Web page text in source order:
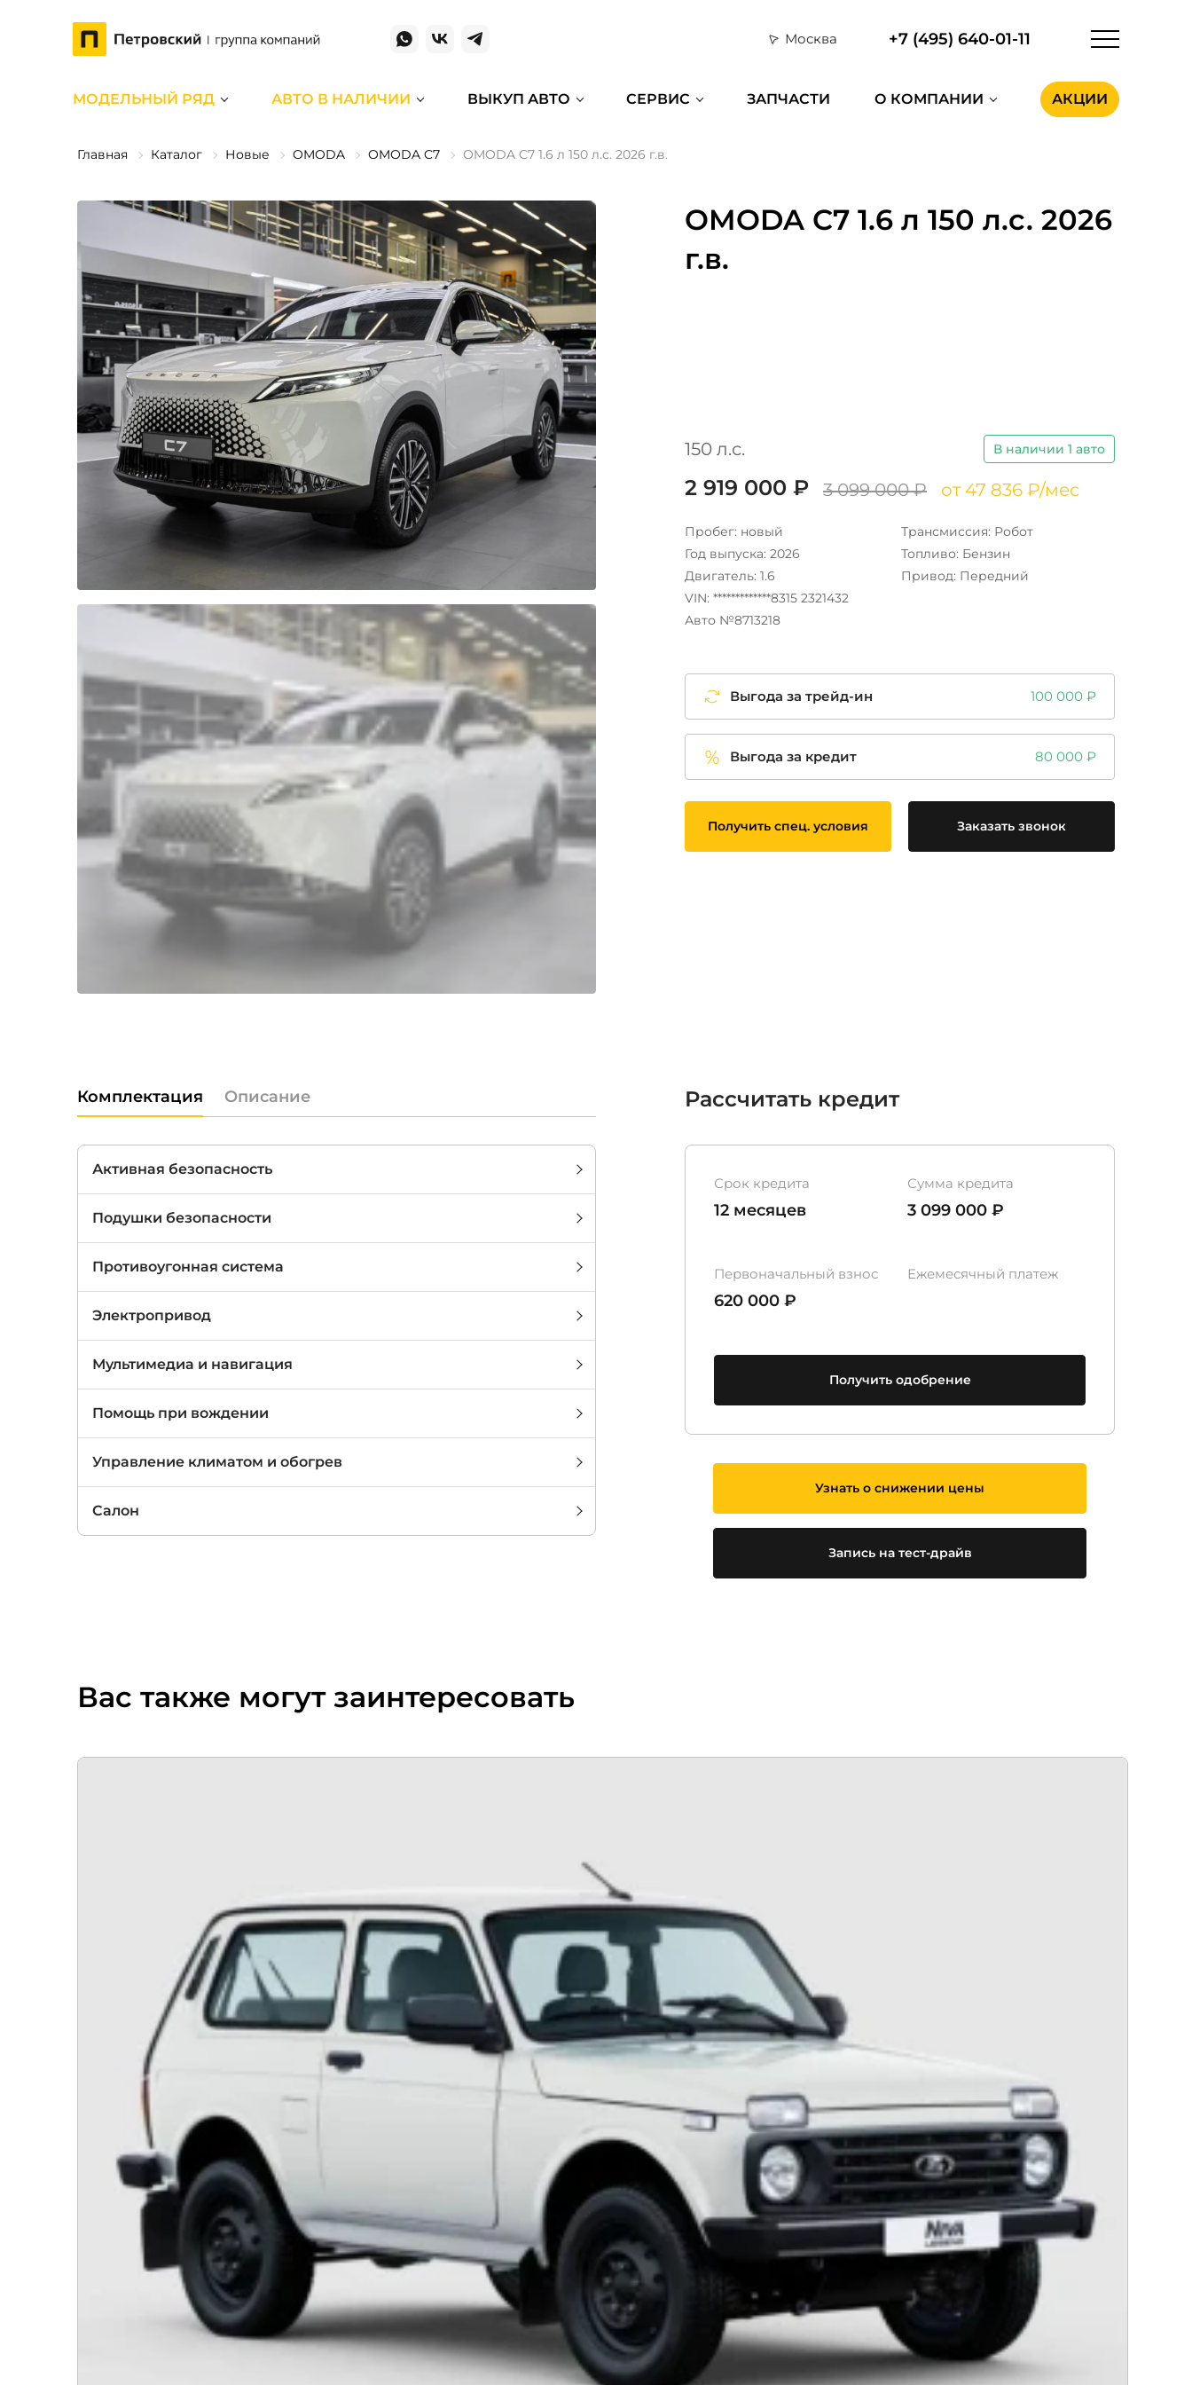
Москва +7 (495) 640-01-11
МОДЕЛЬНЫЙ РЯД АВТО В НАЛИЧИИ ВЫКУП АВТО СЕРВИС ЗАПЧАСТИ О КОМПАНИИ АКЦИИ
Главная Каталог Новые OMODA OMODA C7 OMODA C7 1.6 л 150 л.с. 2026 г.в.
OMODA C7 1.6 л 150 л.с. 2026
г.в.
150 л.с. В наличии 1 авто
2 919 000 ₽ 3 099 000 ₽ от 47 836 ₽/мес
Пробег: новый
Трансмиссия: Робот
Год выпуска: 2026
Топливо: Бензин
Двигатель: 1.6
Привод: Передний
VIN: *************8315 2321432
Авто №8713218
Выгода за трейд-ин 100 000 ₽
Выгода за кредит 80 000 ₽
Получить спец. условия Заказать звонок
Комплектация Описание
Активная безопасность
Подушки безопасности
Противоугонная система
Электропривод
Мультимедиа и навигация
Помощь при вождении
Управление климатом и обогрев
Салон
Рассчитать кредит
Срок кредита
12 месяцев
Сумма кредита
3 099 000 ₽
Первоначальный взнос
620 000 ₽
Ежемесячный платеж
Получить одобрение
Узнать о снижении цены
Запись на тест-драйв
Вас также могут заинтересовать